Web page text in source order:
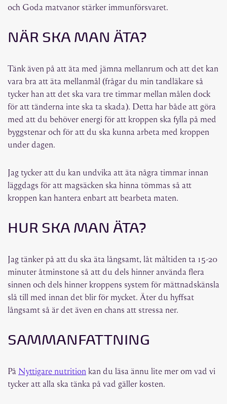
och Goda matvanor stärker immunförsvaret.
NÄR SKA MAN ÄTA?
Tänk även på att äta med jämna mellanrum och att det kan
vara bra att äta mellanmål (frågar du min tandläkare så
tycker han att det ska vara tre timmar mellan målen dock
för att tänderna inte ska ta skada). Detta har både att göra
med att du behöver energi för att kroppen ska fylla på med
byggstenar och för att du ska kunna arbeta med kroppen
under dagen.
Jag tycker att du kan undvika att äta några timmar innan
läggdags för att magsäcken ska hinna tömmas så att
kroppen kan hantera enbart att bearbeta maten.
HUR SKA MAN ÄTA?
Jag tänker på att du ska äta långsamt, låt måltiden ta 15-20
minuter åtminstone så att du dels hinner använda flera
sinnen och dels hinner kroppens system för mättnadskänsla
slå till med innan det blir för mycket. Äter du hyffsat
långsamt så är det även en chans att stressa ner.
SAMMANFATTNING
På Nyttigare nutrition kan du läsa ännu lite mer om vad vi
tycker att alla ska tänka på vad gäller kosten.